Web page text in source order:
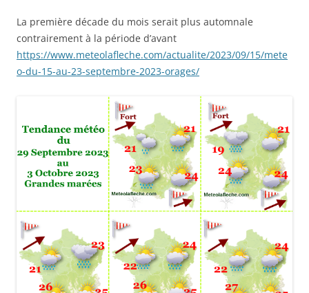
La première décade du mois serait plus automnale
contrairement à la période d’avant
https://www.meteolafleche.com/actualite/2023/09/15/mete
o-du-15-au-23-septembre-2023-orages/